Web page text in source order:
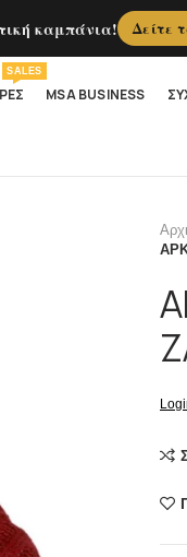
SALES
MSA BUSINESS
καμπάνια! Δείτε